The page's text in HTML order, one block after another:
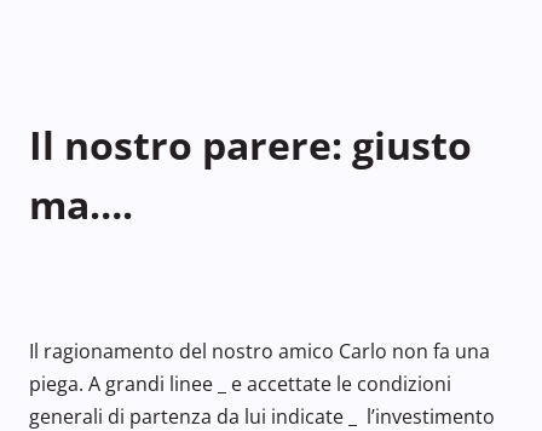
Il nostro parere: giusto
ma….
Il ragionamento del nostro amico Carlo non fa una
piega. A grandi linee _ e accettate le condizioni
generali di partenza da lui indicate _ l’investimento